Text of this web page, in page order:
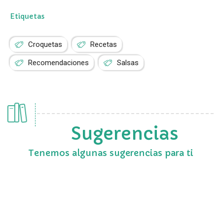
Etiquetas
Croquetas Recetas
Recomendaciones Salsas
Sugerencias
Tenemos algunas sugerencias para ti